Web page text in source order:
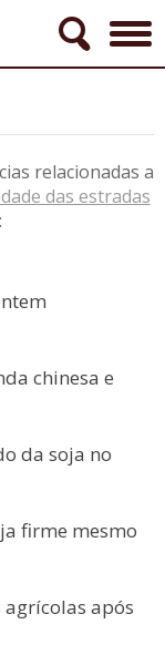
relacionadas a
das estradas
:
chinesa e
da soja no
firme mesmo
após